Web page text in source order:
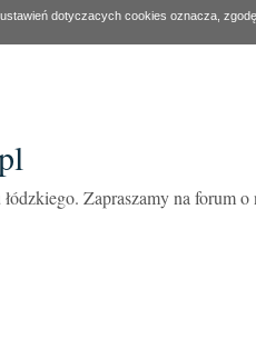
dotyczacych cookies oznacza,
Zapraszamy na forum